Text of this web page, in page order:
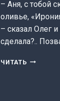
– Аня, с тобой
оливье,
– сказал Олег
сделала?..
ЧИТАТЬ